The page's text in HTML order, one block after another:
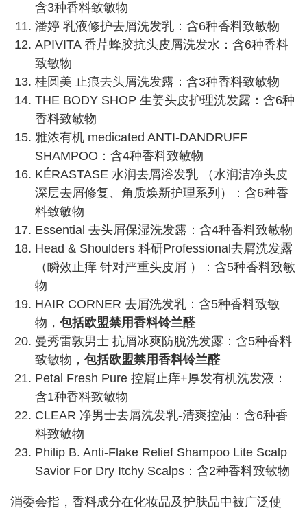
含3种香料致敏物
潘婷 乳液修护去屑洗发乳：含6种香料致敏物
APIVITA 香芹蜂胶抗头皮屑洗发水：含6种香料
致敏物
桂圆美 止痕去头屑洗发露：含3种香料致敏物
THE BODY SHOP 生姜头皮护理洗发露：含6种
香料致敏物
雅浓有机 medicated ANTI-DANDRUFF
SHAMPOO：含4种香料致敏物
KÉRASTASE 水润去屑浴发乳 （水润洁净头皮
深层去屑修复、角质焕新护理系列）：含6种香
料致敏物
Essential 去头屑保湿洗发露：含4种香料致敏物
Head & Shoulders 科研Professional去屑洗发露
（瞬效止痒 针对严重头皮屑 ）：含5种香料致敏
物
HAIR CORNER 去屑洗发乳：含5种香料致敏
物， 包括欧盟禁用香料铃兰醛
曼秀雷敦男士 抗屑冰爽防脱洗发露：含5种香料
致敏物， 包括欧盟禁用香料铃兰醛
Petal Fresh Pure 控屑止痒+厚发有机洗发液：
含1种香料致敏物
CLEAR 净男士去屑洗发乳-清爽控油：含6种香
料致敏物
Philip B. Anti-Flake Relief Shampoo Lite Scalp
Savior For Dry Itchy Scalps：含2种香料致敏物
消委会指，香料成分在化妆品及护肤品中被广泛使